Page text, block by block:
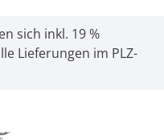
sich inkl. 19 %
Lieferungen im PLZ-